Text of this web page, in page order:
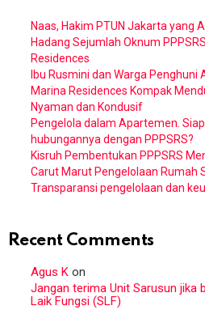
Naas, Hakim PTUN Jakarta yang
Hadang Sejumlah Oknum
Residences
Ibu Rusmini dan Warga
Marina Residences Kompak
Nyaman dan Kondusif
Pengelola dalam Apartemen.
hubungannya dengan PPPSRS?
Kisruh Pembentukan PPPSRS
Carut Marut Pengelolaan Rumah
Transparansi pengelolaan dan
Recent Comments
Agus K on
Jangan terima Unit Sarusun jika
Laik Fungsi (SLF)